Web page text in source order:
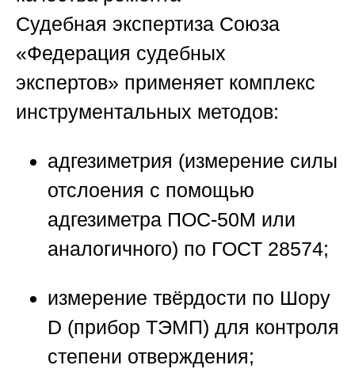
Судебная экспертиза Союза
«Федерация судебных
экспертов» применяет комплекс
инструментальных методов:
адгезиметрия (измерение силы
отслоения с помощью
адгезиметра ПОС-50М или
аналогичного) по ГОСТ 28574;
измерение твёрдости по Шору
D (прибор ТЭМП) для контроля
степени отверждения;